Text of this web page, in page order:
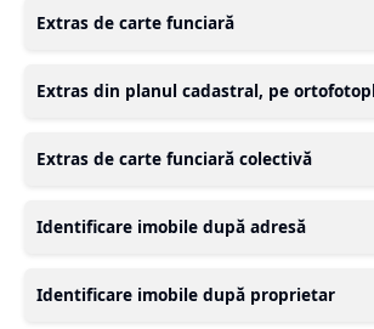
Extras de carte funciară
Extras din planul cadastral, pe
Extras de carte funciară colectivă
Identificare imobile după adresă
Identificare imobile după proprietar